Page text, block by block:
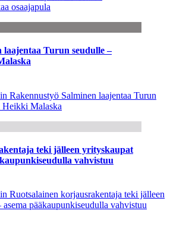
osaajapula
laajentaa Turun seudulle –
Rakennustyö Salminen laajentaa Turun
Heikki Malaska
teki jälleen yrityskaupat
vahvistuu
Ruotsalainen korjausrakentaja teki jälleen
pääkaupunkiseudulla vahvistuu